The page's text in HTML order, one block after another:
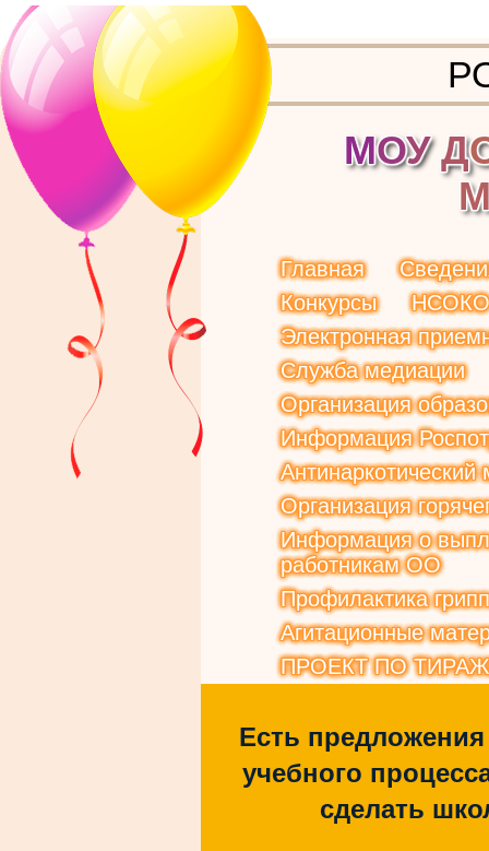
МОУ Д
Главная
Конкурсы
НСОКО
Электронная
Служба медиации
Организация
Информация
Антинаркотический
Организация
Информация о
работникам ОО
Профилактика
Агитационные
ПРОЕКТ ПО
Есть
учебного
сделать